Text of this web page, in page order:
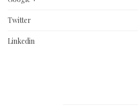
Twitter
Linkedin